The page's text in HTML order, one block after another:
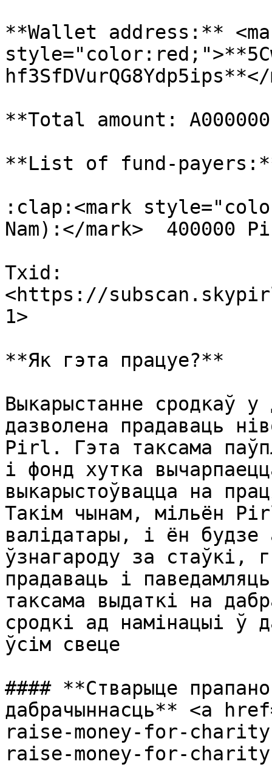
**Wallet address:**
**Total amount:
**List of fund-
:clap:<mark
Nam):</mark>  400000
Txid:
<https://
1>
**Як гэта працуе?**
Выкарыстанне сродкаў
дазволена прадаваць
Pirl. Гэта таксама
і фонд хутка
выкарыстоўвацца на
Такім чынам, мільён
валідатары, і ён будзе
ўзнагароду за стаўкі,
прадаваць і
таксама выдаткі на
сродкі ад намінацыі ў
ўсім свеце
#### **Стварыце
дабрачыннасць** <a
raise-money-for-
raise-money-for-